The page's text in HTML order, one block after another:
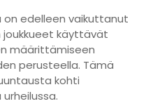
on edelleen vaikuttanut
joukkueet käyttävät
määrittämiseen
perusteella. Tämä
kohti